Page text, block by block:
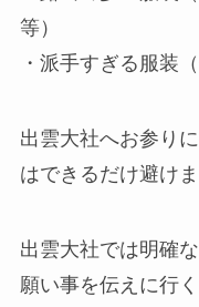
等）
・派手すぎる服装（
出雲大社へお参り
はできるだけ避けま
出雲大社では明確
願い事を伝えに行